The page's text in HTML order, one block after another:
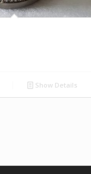
Show Details